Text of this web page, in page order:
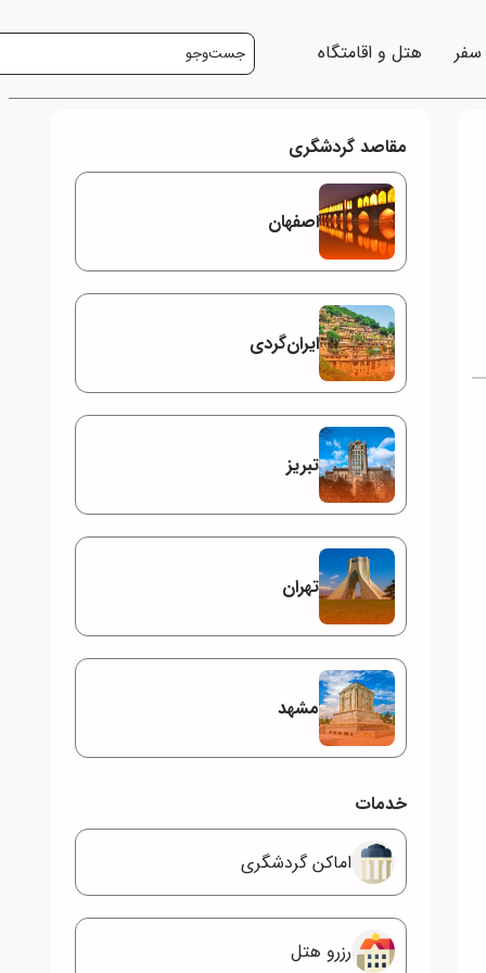
سفر هتل و اقامتگاه
مقاصد گردشگری
اصفهان
ایران‌گردی
تبریز
تهران
مشهد
خدمات
اماکن گردشگری
رزرو هتل